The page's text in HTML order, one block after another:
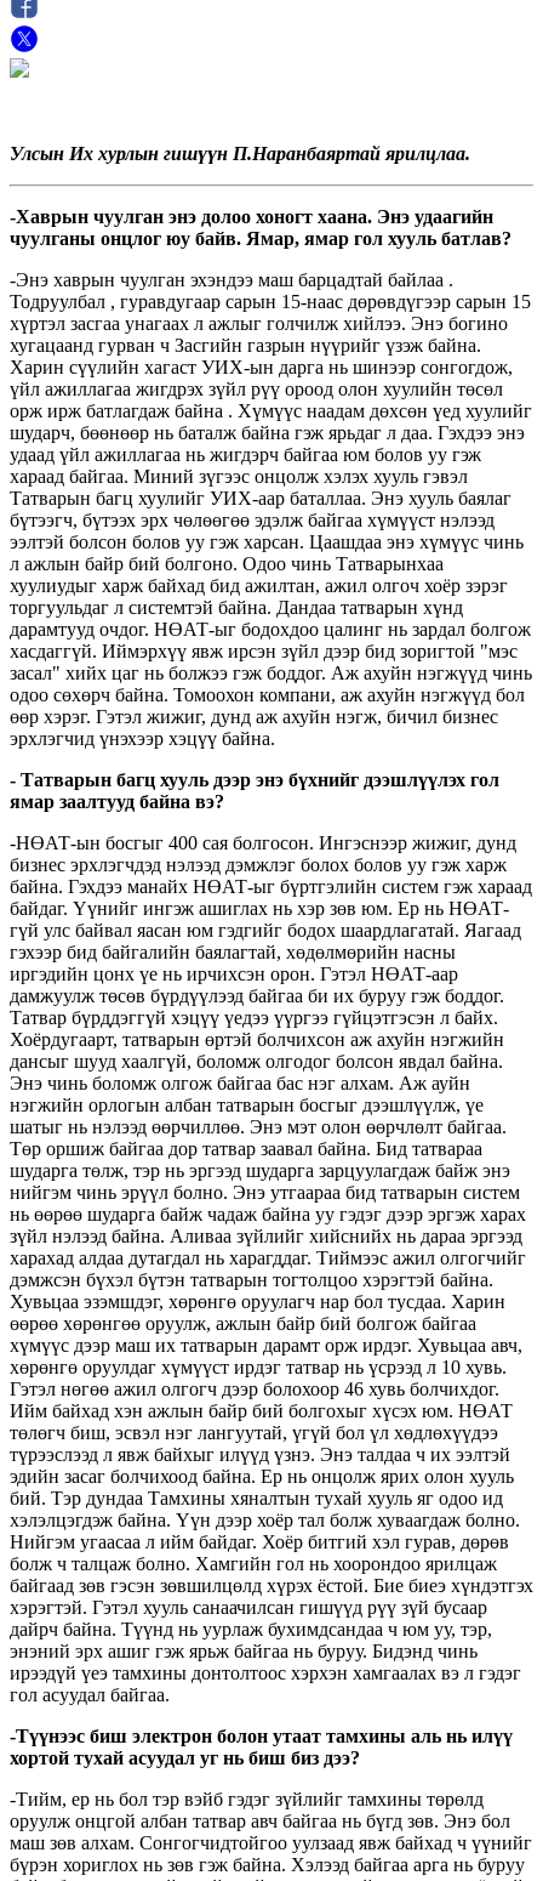
Улсын Их хурлын гишүүн П.Наранбаяртай ярилцлаа.
-Хаврын чуулган энэ долоо хоногт хаана. Энэ удаагийн
чуулганы онцлог юу байв. Ямар, ямар гол хууль батлав?
-Энэ хаврын чуулган эхэндээ маш барцадтай байлаа .
Тодруулбал , гуравдугаар сарын 15-наас дөрөвдүгээр сарын 15
хүртэл засгаа унагаах л ажлыг голчилж хийлээ. Энэ богино
хугацаанд гурван ч Засгийн газрын нүүрийг үзэж байна.
Харин сүүлийн хагаст УИХ-ын дарга нь шинээр сонгогдож,
үйл ажиллагаа жигдрэх зүйл рүү ороод олон хуулийн төсөл
орж ирж батлагдаж байна . Хүмүүс наадам дөхсөн үед хуулийг
шударч, бөөнөөр нь баталж байна гэж ярьдаг л даа. Гэхдээ энэ
удаад үйл ажиллагаа нь жигдэрч байгаа юм болов уу гэж
хараад байгаа. Миний зүгээс онцолж хэлэх хууль гэвэл
Татварын багц хуулийг УИХ-аар баталлаа. Энэ хууль баялаг
бүтээгч, бүтээх эрх чөлөөгөө эдэлж байгаа хүмүүст нэлээд
ээлтэй болсон болов уу гэж харсан. Цаашдаа энэ хүмүүс чинь
л ажлын байр бий болгоно. Одоо чинь Татварынхаа
хуулиудыг харж байхад бид ажилтан, ажил олгоч хоёр зэрэг
торгуульдаг л системтэй байна. Дандаа татварын хүнд
дарамтууд очдог. НӨАТ-ыг бодохдоо цалинг нь зардал болгож
хасдаггүй. Иймэрхүү явж ирсэн зүйл дээр бид зоригтой "мэс
засал" хийх цаг нь болжээ гэж боддог. Аж ахуйн нэгжүүд чинь
одоо сөхөрч байна. Томоохон компани, аж ахуйн нэгжүүд бол
өөр хэрэг. Гэтэл жижиг, дунд аж ахуйн нэгж, бичил бизнес
эрхлэгчид үнэхээр хэцүү байна.
- Татварын багц хууль дээр энэ бүхнийг дээшлүүлэх гол
ямар заалтууд байна вэ?
-НӨАТ-ын босгыг 400 сая болгосон. Ингэснээр жижиг, дунд
бизнес эрхлэгчдэд нэлээд дэмжлэг болох болов уу гэж харж
байна. Гэхдээ манайх НӨАТ-ыг бүртгэлийн систем гэж хараад
байдаг. Үүнийг ингэж ашиглах нь хэр зөв юм. Ер нь НӨАТ-
гүй улс байвал яасан юм гэдгийг бодох шаардлагатай. Яагаад
гэхээр бид байгалийн баялагтай, хөдөлмөрийн насны
иргэдийн цонх үе нь ирчихсэн орон. Гэтэл НӨАТ-аар
дамжуулж төсөв бүрдүүлээд байгаа би их буруу гэж боддог.
Татвар бүрддэггүй хэцүү үедээ үүргээ гүйцэтгэсэн л байх.
Хоёрдугаарт, татварын өртэй болчихсон аж ахуйн нэгжийн
дансыг шууд хаалгүй, боломж олгодог болсон явдал байна.
Энэ чинь боломж олгож байгаа бас нэг алхам. Аж ауйн
нэгжийн орлогын албан татварын босгыг дээшлүүлж, үе
шатыг нь нэлээд өөрчиллөө. Энэ мэт олон өөрчлөлт байгаа.
Төр оршиж байгаа дор татвар заавал байна. Бид татвараа
шударга төлж, тэр нь эргээд шударга зарцуулагдаж байж энэ
нийгэм чинь эрүүл болно. Энэ утгаараа бид татварын систем
нь өөрөө шударга байж чадаж байна уу гэдэг дээр эргэж харах
зүйл нэлээд байна. Аливаа зүйлийг хийснийх нь дараа эргээд
харахад алдаа дутагдал нь харагддаг. Тиймээс ажил олгогчийг
дэмжсэн бүхэл бүтэн татварын тогтолцоо хэрэгтэй байна.
Хувьцаа эзэмшдэг, хөрөнгө оруулагч нар бол тусдаа. Харин
өөрөө хөрөнгөө оруулж, ажлын байр бий болгож байгаа
хүмүүс дээр маш их татварын дарамт орж ирдэг. Хувьцаа авч,
хөрөнгө оруулдаг хүмүүст ирдэг татвар нь үсрээд л 10 хувь.
Гэтэл нөгөө ажил олгогч дээр болохоор 46 хувь болчихдог.
Ийм байхад хэн ажлын байр бий болгохыг хүсэх юм. НӨАТ
төлөгч биш, эсвэл нэг лангуутай, үгүй бол үл хөдлөхүүдээ
түрээслээд л явж байхыг илүүд үзнэ. Энэ талдаа ч их ээлтэй
эдийн засаг болчихоод байна. Ер нь онцолж ярих олон хууль
бий. Тэр дундаа Тамхины хяналтын тухай хууль яг одоо ид
хэлэлцэгдэж байна. Үүн дээр хоёр тал болж хуваагдаж болно.
Нийгэм угаасаа л ийм байдаг. Хоёр битгий хэл гурав, дөрөв
болж ч талцаж болно. Хамгийн гол нь хоорондоо ярилцаж
байгаад зөв гэсэн зөвшилцөлд хүрэх ёстой. Бие биеэ хүндэтгэх
хэрэгтэй. Гэтэл хууль санаачилсан гишүүд рүү зүй бусаар
дайрч байна. Түүнд нь уурлаж бухимдсандаа ч юм уу, тэр,
энэний эрх ашиг гэж ярьж байгаа нь буруу. Бидэнд чинь
ирээдүй үеэ тамхины донтолтоос хэрхэн хамгаалах вэ л гэдэг
гол асуудал байгаа.
-Түүнээс биш электрон болон утаат тамхины аль нь илүү
хортой тухай асуудал уг нь биш биз дээ?
-Тийм, ер нь бол тэр вэйб гэдэг зүйлийг тамхины төрөлд
оруулж онцгой албан татвар авч байгаа нь бүгд зөв. Энэ бол
маш зөв алхам. Сонгогчидтойгоо уулзаад явж байхад ч үүнийг
бүрэн хориглох нь зөв гэж байна. Хэлээд байгаа арга нь буруу